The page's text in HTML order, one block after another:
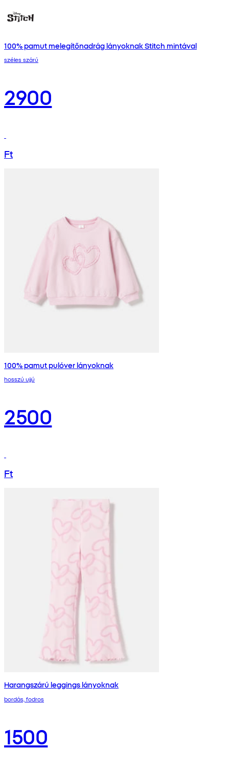
100% pamut melegítőnadrág lányoknak Stitch mintával
széles szárú
2900
Ft
100% pamut pulóver lányoknak
hosszú ujjú
2500
Ft
Harangszárú leggings lányoknak
bordás, fodros
1500